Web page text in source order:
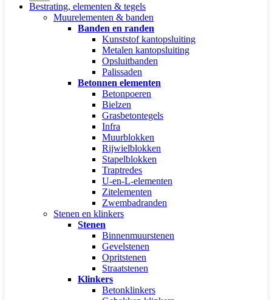
Bestrating, elementen & tegels
Muurelementen & banden
Banden en randen
Kunststof kantopsluiting
Metalen kantopsluiting
Opsluitbanden
Palissaden
Betonnen elementen
Betonpoeren
Bielzen
Grasbetontegels
Infra
Muurblokken
Rijwielblokken
Stapelblokken
Traptredes
U-en-L-elementen
Zitelementen
Zwembadranden
Stenen en klinkers
Stenen
Binnenmuurstenen
Gevelstenen
Opritstenen
Straatstenen
Klinkers
Betonklinkers